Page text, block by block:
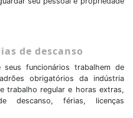
de descanso
funcionários trabalhem de
obrigatórios da indústria
trabalho regular e horas extras,
descanso, férias, licenças